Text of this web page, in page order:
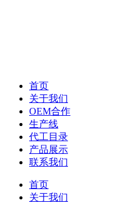
首页
关于我们
OEM合作
生产线
代工目录
产品展示
联系我们
首页
关于我们